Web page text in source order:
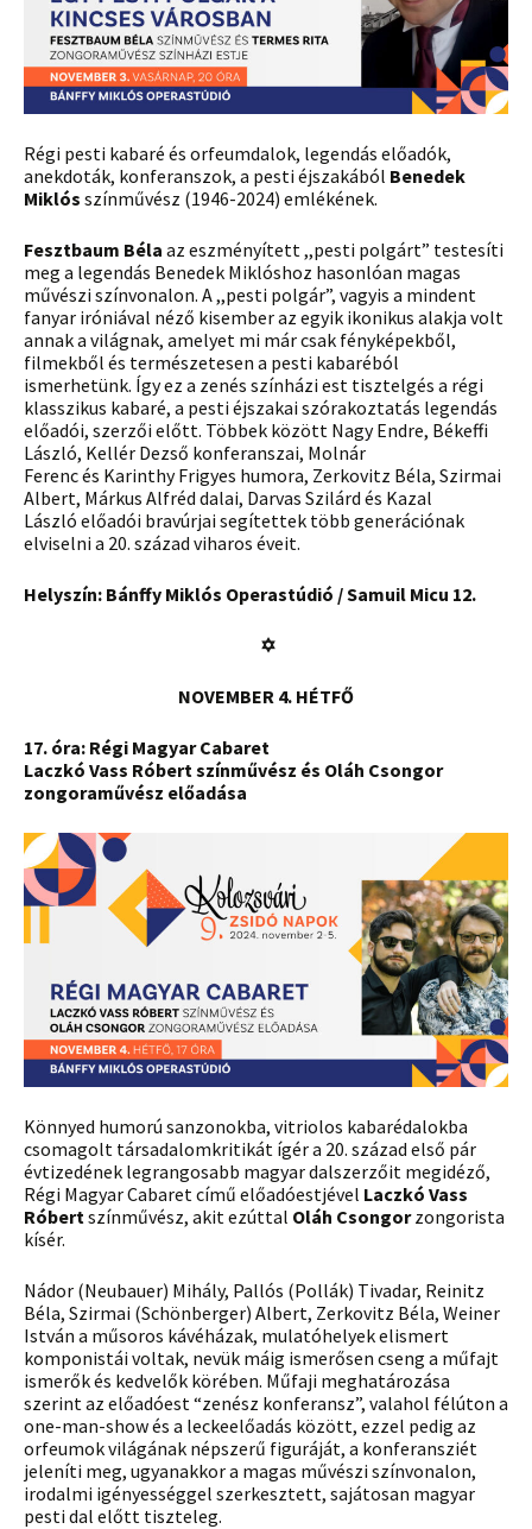
Régi pesti kabaré és orfeumdalok, legendás előadók,
anekdoták, konferanszok, a pesti éjszakából Benedek
Miklós színművész (1946-2024) emlékének.
Fesztbaum Béla az eszményített ,,pesti polgárt” testesíti
meg a legendás Benedek Miklóshoz hasonlóan magas
művészi színvonalon. A ,,pesti polgár”, vagyis a mindent
fanyar iróniával néző kisember az egyik ikonikus alakja volt
annak a világnak, amelyet mi már csak fényképekből,
filmekből és természetesen a pesti kabaréból
ismerhetünk. Így ez a zenés színházi est tisztelgés a régi
klasszikus kabaré, a pesti éjszakai szórakoztatás legendás
előadói, szerzői előtt. Többek között Nagy Endre, Békeffi
László, Kellér Dezső konferanszai, Molnár
Ferenc és Karinthy Frigyes humora, Zerkovitz Béla, Szirmai
Albert, Márkus Alfréd dalai, Darvas Szilárd és Kazal
László előadói bravúrjai segítettek több generációnak
elviselni a 20. század viharos éveit.
Helyszín: Bánffy Miklós Operastúdió / Samuil Micu 12.
✡
NOVEMBER 4. HÉTFŐ
17. óra: Régi Magyar Cabaret
Laczkó Vass Róbert színművész és Oláh Csongor
zongoraművész előadása
Könnyed humorú sanzonokba, vitriolos kabarédalokba
csomagolt társadalomkritikát ígér a 20. század első pár
évtizedének legrangosabb magyar dalszerzőit megidéző,
Régi Magyar Cabaret című előadóestjével Laczkó Vass
Róbert színművész, akit ezúttal Oláh Csongorzongorista
kísér.
Nádor (Neubauer) Mihály, Pallós (Pollák) Tivadar, Reinitz
Béla, Szirmai (Schönberger) Albert, Zerkovitz Béla, Weiner
István a műsoros kávéházak, mulatóhelyek elismert
komponistái voltak, nevük máig ismerősen cseng a műfajt
ismerők és kedvelők körében. Műfaji meghatározása
szerint az előadóest “zenész konferansz”, valahol félúton a
one-man-show és a leckeelőadás között, ezzel pedig az
orfeumok világának népszerű figuráját, a konferansziét
jeleníti meg, ugyanakkor a magas művészi színvonalon,
irodalmi igényességgel szerkesztett, sajátosan magyar
pesti dal előtt tiszteleg.